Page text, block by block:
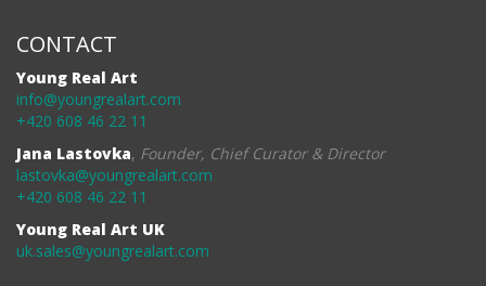
CONTACT
Young Real Art
info@youngrealart.com
+420 608 46 22 11
Jana Lastovka, Founder, Chief Curator & Director
lastovka@youngrealart.com
+420 608 46 22 11
Young Real Art UK
uk.sales@youngrealart.com